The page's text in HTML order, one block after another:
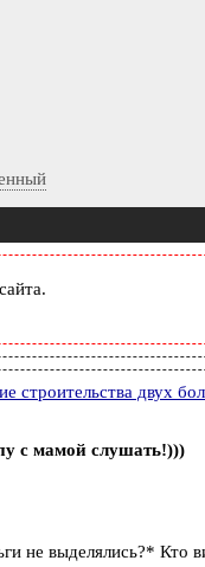
строительства двух
с мамой слушать!)))
не выделялись?*